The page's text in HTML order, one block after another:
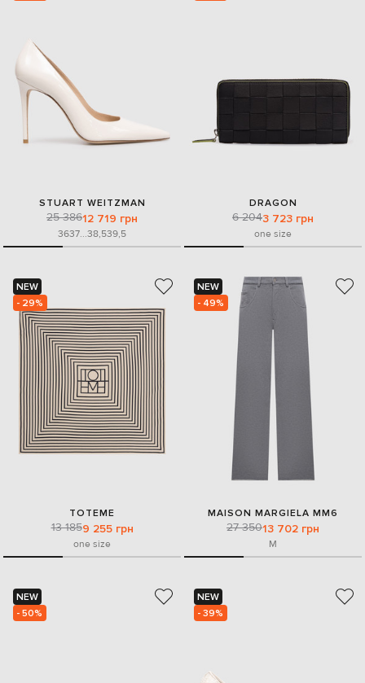
STUART WEITZMAN
25 38612 719 грн
3637...38,539,5
DRAGON
6 2043 723 грн
one size
NEW
- 29%
TOTEME
13 1859 255 грн
one size
NEW
- 49%
MAISON MARGIELA MM6
27 35013 702 грн
M
NEW
- 50%
NEW
- 39%